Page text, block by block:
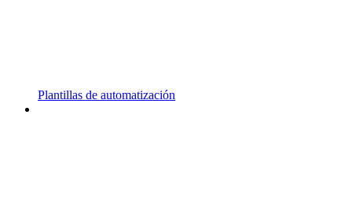
Plantillas de automatización